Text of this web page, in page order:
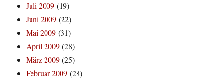
Juli 2009 (19)
Juni 2009 (22)
Mai 2009 (31)
April 2009 (28)
März 2009 (25)
Februar 2009 (28)